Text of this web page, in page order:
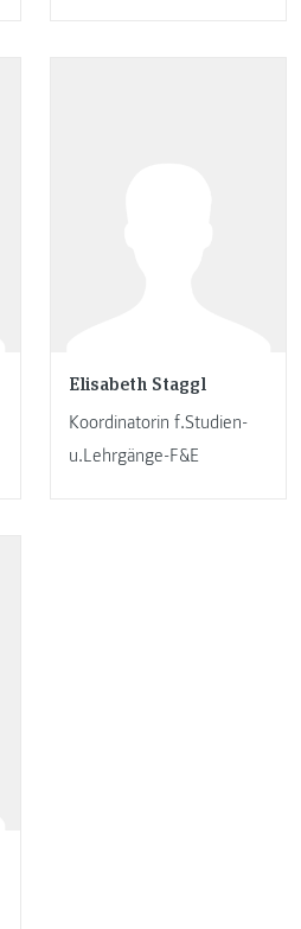
Elisabeth Staggl
Koordinatorin f.Studien-
u.Lehrgänge-F&E